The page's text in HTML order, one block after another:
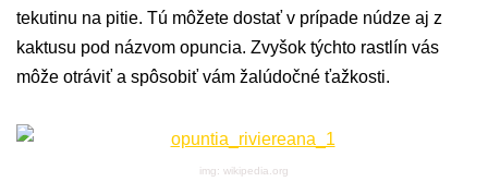
tekutinu na pitie. Tú môžete dostať v prípade núdze aj z
kaktusu pod názvom opuncia. Zvyšok týchto rastlín vás
môže otráviť a spôsobiť vám žalúdočné ťažkosti.
img: wikipedia.org